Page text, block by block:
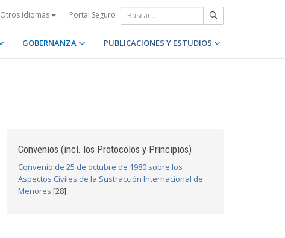
Otros idiomas Portal Seguro
GOBERNANZA PUBLICACIONES Y ESTUDIOS
Convenios (incl. los Protocolos y Principios)
Convenio de 25 de octubre de 1980 sobre los
Aspectos Civiles de la Sustracción Internacional de
Menores [28]